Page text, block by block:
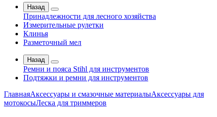
Назад
Принадлежности для лесного хозяйства
Измерительные рулетки
Клинья
Разметочный мел
Назад
Ремни и пояса Stihl для инструментов
Подтяжки и ремни для инструментов
ГлавнаяАксессуары и смазочные материалыАксессуары для
мотокосыЛеска для триммеров